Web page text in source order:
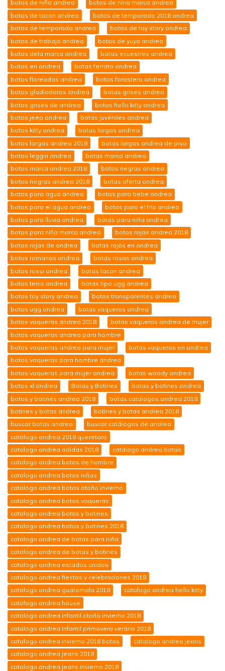
botas de niña andrea
botas de nina marca andrea
botas de tacon andrea
botas de temporada 2018 andrea
botas de temporada andrea
botas de toy story andrea
botas de trabajo andrea
botas de yuya andrea
botas dela marca andrea
botas ecuestres andrea
botas en andrea
botas ferrato andrea
botas floreadas andrea
botas forastero andrea
botas gladiadoras andrea
botas grises andrea
botas grises de andrea
botas hello kitty andrea
botas jeep andrea
botas juveniles andrea
botas kitty andrea
botas largas andrea
botas largas andrea 2018
botas largas andrea de piso
botas leggin andrea
botas marca andrea
botas marca andrea 2018
botas negras andrea
botas negras andrea 2018
botas oferta andrea
botas para agua andrea
botas para bebe andrea
botas para el agua andrea
botas para el frio andrea
botas para lluvia andrea
botas para niña andrea
botas para niña marca andrea
botas rojas andrea 2018
botas rojas de andrea
botas rojas en andrea
botas romanas andrea
botas rosas andrea
botas rossi andrea
botas tacon andrea
botas tenis andrea
botas tipo ugg andrea
botas toy story andrea
botas transparentes andrea
botas ugg andrea
botas vaqueras andrea
botas vaqueras andrea 2018
botas vaqueras andrea de mujer
botas vaqueras andrea para hombre
botas vaqueras andrea para mujer
botas vaqueras en andrea
botas vaqueras para hombre andrea
botas vaqueras para mujer andrea
botas woody andrea
botas xl andrea
Botas y Botines
botas y botines andrea
botas y botines andrea 2018
botas.catalogos.andrea 2018
botines y botas andrea
botines y botas andrea 2018
buscar botas andrea
buscar catálogos de andrea
catalogo andrea 2018 queretaro
catalogo andrea adidas 2018
catalogo andrea botas
catalogo andrea botas de hombre
catalogo andrea botas niñas
catalogo andrea botas otoño invierno
catalogo andrea botas vaqueras
catalogo andrea botas y botines
catalogo andrea botas y botines 2018
catalogo andrea de botas para niña
catalogo andrea de botas y botines
catalogo andrea estados unidos
catalogo andrea fiestas y celebraciones 2018
catalogo andrea guatemala 2018
catalogo andrea hello kitty
catalogo andrea house
catalogo andrea infantil otoño invierno 2018
catalogo andrea infantil primavera verano 2018
catalogo andrea invierno 2018 botas
catalogo andrea jeans
catalogo andrea jeans 2018
catalogo andrea jeans invierno 2018